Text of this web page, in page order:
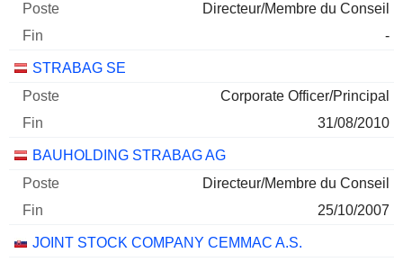
Directeur/Membre du Conseil
-
STRABAG SE
Corporate Officer/Principal
31/08/2010
BAUHOLDING STRABAG AG
Directeur/Membre du Conseil
25/10/2007
JOINT STOCK COMPANY CEMMAC A.S.